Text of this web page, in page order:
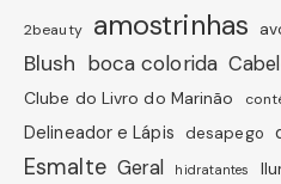
2beauty amostrinhas
Blush boca colorida
Clube do Livro do Marinão
Delineador e Lápis desapego
Esmalte Geral hidratantes